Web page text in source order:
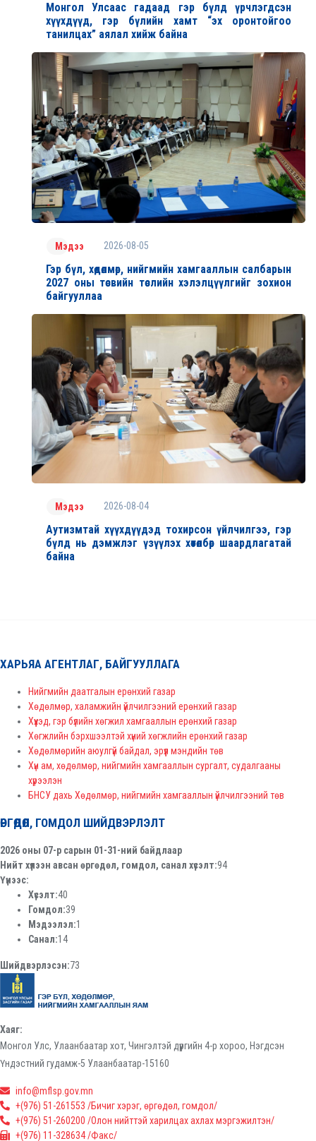
Монгол Улсаас гадаад гэр бүлд үрчлэгдсэн
хүүхдүүд, гэр бүлийн хамт “эх оронтойгоо
танилцах” аялал хийж байна
Мэдээ 2026-08-05
Гэр бүл, хөдөлмөр, нийгмийн хамгааллын салбарын
2027 оны төсвийн төслийн хэлэлцүүлгийг зохион
байгууллаа
Мэдээ 2026-08-04
Аутизмтай хүүхдүүдэд тохирсон үйлчилгээ, гэр
бүлд нь дэмжлэг үзүүлэх хөтөлбөр шаардлагатай
байна
ХАРЬЯА АГЕНТЛАГ, БАЙГУУЛЛАГА
Нийгмийн даатгалын ерөнхий газар
Хөдөлмөр, халамжийн үйлчилгээний ерөнхий газар
Хүүхэд, гэр бүлийн хөгжил хамгааллын ерөнхий газар
Хөгжлийн бэрхшээлтэй хүний хөгжлийн ерөнхий газар
Хөдөлмөрийн аюулгүй байдал, эрүүл мэндийн төв
Хүн ам, хөдөлмөр, нийгмийн хамгааллын сургалт, судалгааны
хүрээлэн
БНСУ дахь Хөдөлмөр, нийгмийн хамгааллын үйлчилгээний төв
ӨРГӨДӨЛ, ГОМДОЛ ШИЙДВЭРЛЭЛТ
2026 оны 07-р сарын 01-31-ний байдлаар
Нийт хүлээн авсан өргөдөл, гомдол, санал хүсэлт:94
Үүнээс:
Хүсэлт:40
Гомдол:39
Мэдээлэл:1
Санал:14
Шийдвэрлэсэн:73
Хаяг:
Монгол Улс, Улаанбаатар хот, Чингэлтэй дүүргийн 4-р хороо, Нэгдсэн
Үндэстний гудамж-5 Улаанбаатар-15160
info@mflsp.gov.mn
+(976) 51-261553 /Бичиг хэрэг, өргөдөл, гомдол/
+(976) 51-260200 /Олон нийттэй харилцах ахлах мэргэжилтэн/
+(976) 11-328634 /Факс/